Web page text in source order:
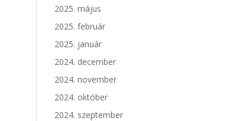
2025. május
2025. február
2025. január
2024. december
2024. november
2024. október
2024. szeptember